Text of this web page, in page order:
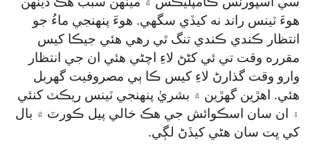
هوءَ ٽينس راند نه کيڏي سگھي. هوءَ پنهنجي ماءُ جو
انتظار ڪندي ڪندي تنگ ٿي رهي هئي جيڪا کيس
مقرره وقت تي ئي کڻڻ لاءِ اچڻي هئي ان جي انتظار
وارو وقت گذارڻ لاءِ کيس ڪا ٻي مصروفيت گھربل
هئي. اهڙين گھڙين ۾ بشريٰ پنهنجي ٽينس ريڪٽ کنئي
۽ ان سان اسڪوائش جي هڪ خالي پيل ڪورٽ ۾ بال
کي ڀت سان هڻي کيڏڻ لڳي.